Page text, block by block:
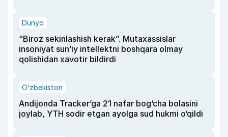
Dunyo
“Biroz sekinlashish kerak”. Mutaxassislar
insoniyat sun’iy intellektni boshqara olmay
qolishidan xavotir bildirdi
O‘zbekiston
Andijonda Tracker’ga 21 nafar bog‘cha bolasini
joylab, YTH sodir etgan ayolga sud hukmi o‘qildi